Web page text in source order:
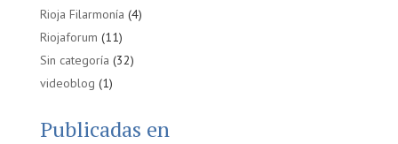
Rioja Filarmonía (4)
Riojaforum (11)
Sin categoría (32)
videoblog (1)
Publicadas en